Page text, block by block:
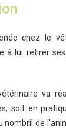
chez le
à lui retirer
va
soit en
nombril de